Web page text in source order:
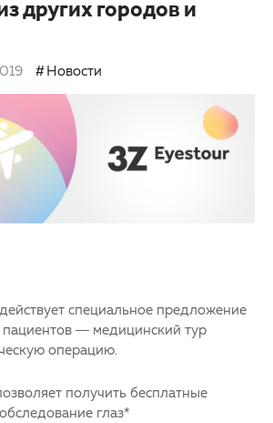
других городов и
Новости
специальное предложение
— медицинский тур
операцию.
получить бесплатные
глаз*